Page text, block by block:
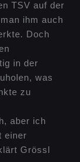
TSV auf der
ihm auch
Doch
in der
was
zu
aber ich
einer
Grössl